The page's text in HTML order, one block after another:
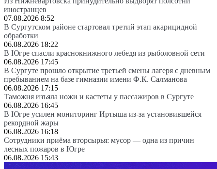
иностранцев
07.08.2026 8:52
В Сургутском районе стартовал третий этап акарицидной
обработки
06.08.2026 18:22
В Югре спасли краснокнижного лебедя из рыболовной сети
06.08.2026 17:45
В Сургуте прошло открытие третьей смены лагеря с дневным
пребыванием на базе гимназии имени Ф.К. Салманова
06.08.2026 17:15
Таможня изъяла ножи и кастеты у пассажиров в Сургуте
06.08.2026 16:45
В Югре усилен мониторинг Иртыша из-за установившейся
рекордной жары
06.08.2026 16:18
Сотрудники приёма вторсырья: мусор — одна из причин
лесных пожаров в Югре
06.08.2026 15:43